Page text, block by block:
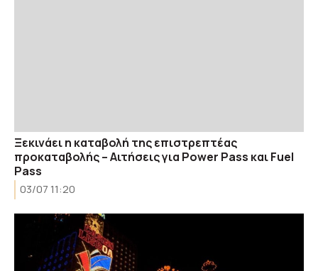
Ξεκινάει η καταβολή της επιστρεπτέας
προκαταβολής – Αιτήσεις για Power Pass και Fuel
Pass
03/07 11:20